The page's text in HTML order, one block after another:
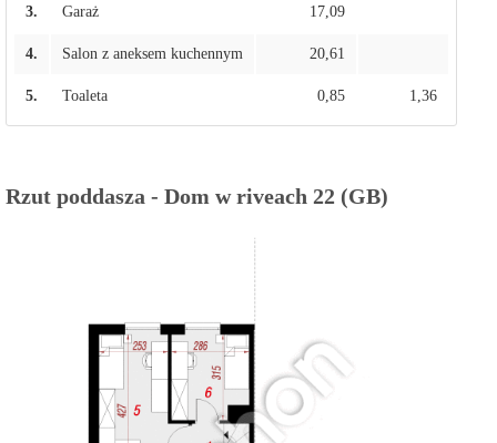
3. Garaż 17,09
4. Salon z aneksem kuchennym 20,61
5. Toaleta 0,85 1,36
Rzut poddasza - Dom w riveach 22 (GB)